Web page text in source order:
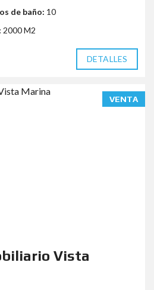
de baño: 10
2000 M2
DETALLES
VENTA
Vista